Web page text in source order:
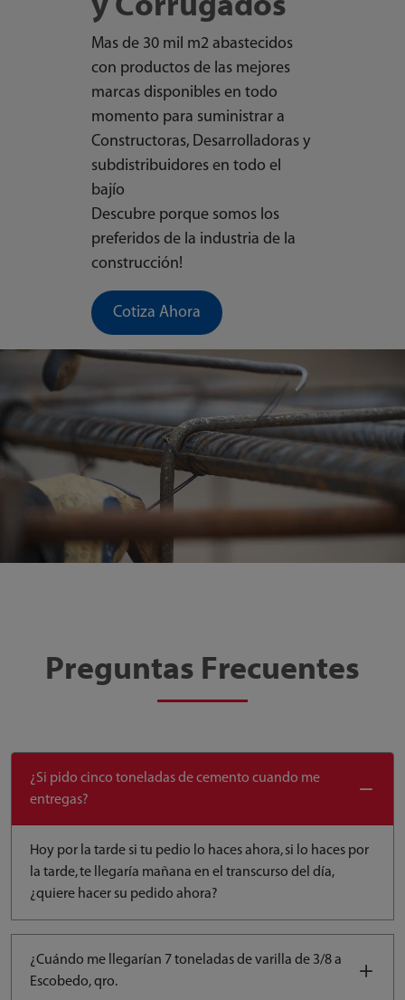
Mas de 30 mil m2 abastecidos
con productos de las mejores
marcas disponibles en todo
momento para suministrar a
Constructoras, Desarrolladoras y
subdistribuidores en todo el
bajío
Descubre porque somos los
preferidos de la industria de la
construcción!
Cotiza Ahora
Preguntas Frecuentes
¿Si pido cinco toneladas de cemento cuando me
entregas?
Hoy por la tarde si tu pedio lo haces ahora, si lo haces por
la tarde, te llegaría mañana en el transcurso del día,
¿quiere hacer su pedido ahora?
¿Cuándo me llegarían 7 toneladas de varilla de 3/8 a
Escobedo, qro.